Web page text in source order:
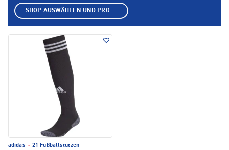
adidas · 21 Fußballstutzen
SHOP AUSWÄHLEN UND PRODUKTE ANZEIGEN